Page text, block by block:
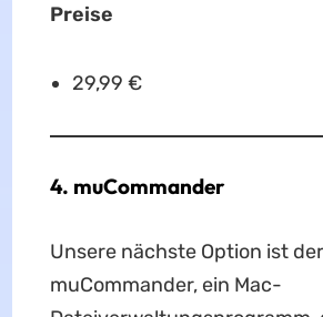
Preise
29,99 €
4. muCommander
Unsere nächste Option ist der
muCommander, ein Mac-